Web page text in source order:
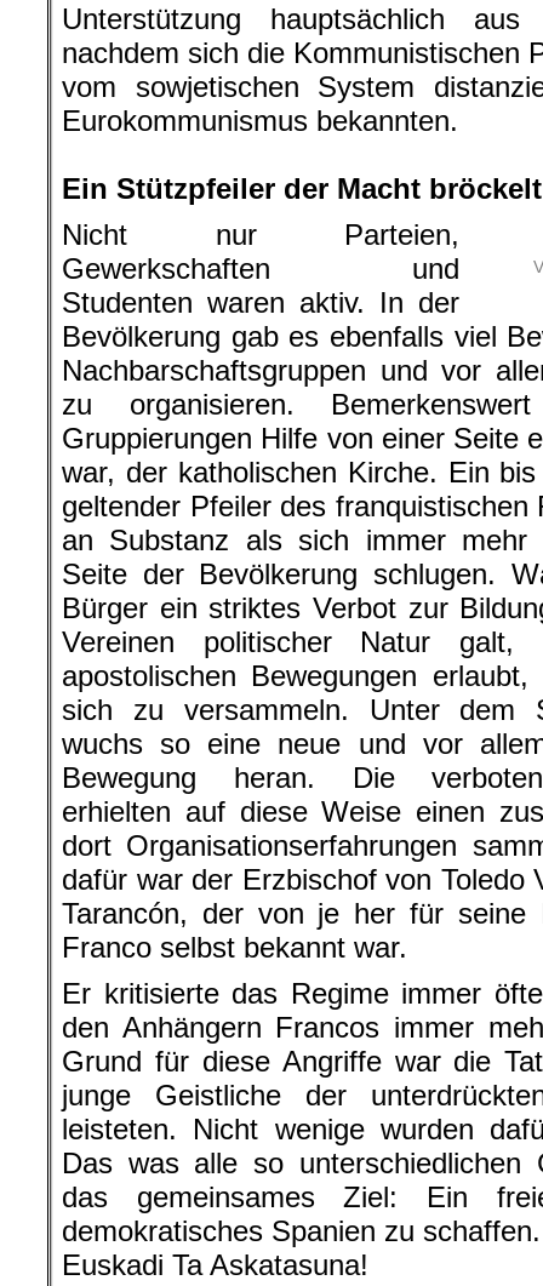
Unterstützung hauptsächlich
nachdem sich die Kommunistischen
vom sowjetischen System
Eurokommunismus bekannten.
Ein Stützpfeiler der Macht bröckelt
Nicht nur Parteien,
Gewerkschaften und
Studenten waren aktiv. In der
Bevölkerung gab es ebenfalls viel
Nachbarschaftsgruppen und vor
zu organisieren.
Gruppierungen Hilfe von einer Seite
war, der katholischen Kirche. Ein
geltender Pfeiler des franquistischen
an Substanz als sich immer mehr
Seite der Bevölkerung schlugen.
Bürger ein striktes Verbot zur
Vereinen politischer Natur
apostolischen Bewegungen
sich zu versammeln. Unter dem
wuchs so eine neue und vor
Bewegung heran. Die
erhielten auf diese Weise einen
dort Organisationserfahrungen
dafür war der Erzbischof von Toledo
Tarancón, der von je her für seine
Franco selbst bekannt war.
Er kritisierte das Regime immer
den Anhängern Francos immer
Grund für diese Angriffe war die
junge Geistliche der
leisteten. Nicht wenige wurden
Das was alle so unterschiedlichen
das gemeinsames Ziel: Ein
demokratisches Spanien zu schaffen.
Euskadi Ta Askatasuna!